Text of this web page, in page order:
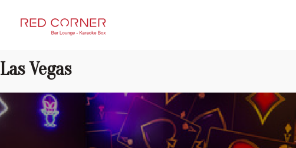
RED CORNER
Las Vegas